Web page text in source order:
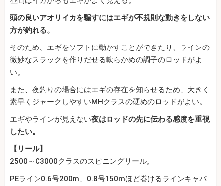
頭の良いアオリイカを騙すにはエギが不規則な動きをしない
方が釣れる。
そのため、エギをソフトに動かすことができたり、ラインの
微妙なスラックを作りだせる軟らかめの調子のロッドがよ
い。
また、夜釣りの場合にはエギの存在を知らせるため、大きく
素早くジャークしやすいMHクラスの硬めのロッドがよい。
エギやラインが見えない夜はロッドの先に伝わる感度を重視
したい。
【リール】
2500～C3000クラスのスピニングリール。
PEライン0.6号200m、0.8号150mほど巻けるラインキャパ